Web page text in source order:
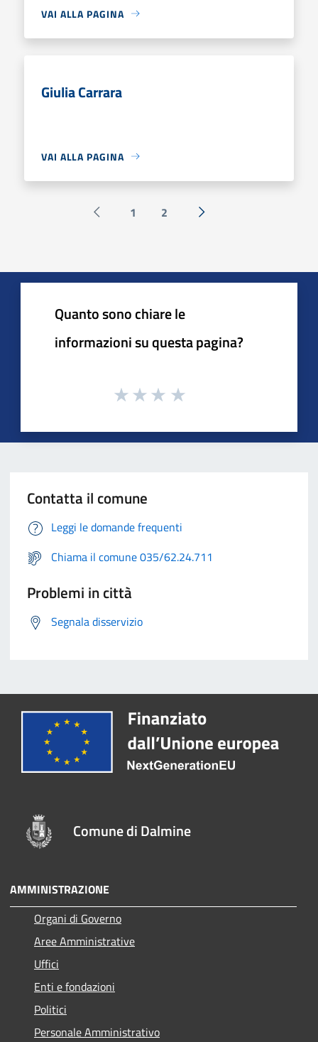
VAI ALLA PAGINA
Giulia Carrara
VAI ALLA PAGINA
Pagina precedente
1 2 Successiva »
Quanto sono chiare le
informazioni su questa pagina?
Contatta il comune
Leggi le domande frequenti
Chiama il comune 035/62.24.711
Problemi in città
Segnala disservizio
Comune di Dalmine
AMMINISTRAZIONE
Organi di Governo
Aree Amministrative
Uffici
Enti e fondazioni
Politici
Personale Amministrativo